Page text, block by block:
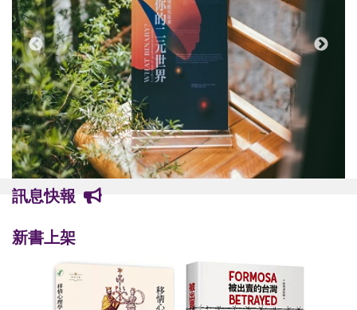
訊息快報
新書上架